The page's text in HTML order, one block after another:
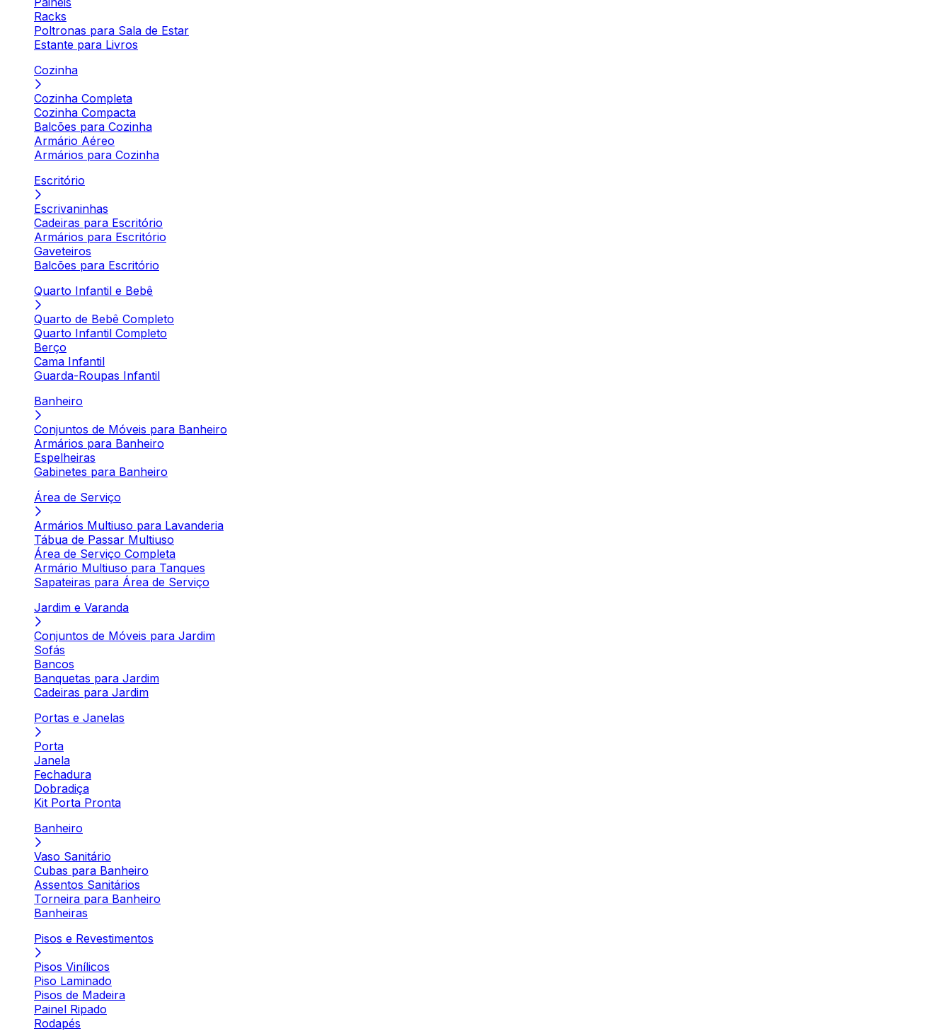
Racks
Poltronas para Sala de Estar
Estante para Livros
Cozinha
Cozinha Completa
Cozinha Compacta
Balcões para Cozinha
Armário Aéreo
Armários para Cozinha
Escritório
Escrivaninhas
Cadeiras para Escritório
Armários para Escritório
Gaveteiros
Balcões para Escritório
Quarto Infantil e Bebê
Quarto de Bebê Completo
Quarto Infantil Completo
Berço
Cama Infantil
Guarda-Roupas Infantil
Banheiro
Conjuntos de Móveis para Banheiro
Armários para Banheiro
Espelheiras
Gabinetes para Banheiro
Área de Serviço
Armários Multiuso para Lavanderia
Tábua de Passar Multiuso
Área de Serviço Completa
Armário Multiuso para Tanques
Sapateiras para Área de Serviço
Jardim e Varanda
Conjuntos de Móveis para Jardim
Sofás
Bancos
Banquetas para Jardim
Cadeiras para Jardim
Portas e Janelas
Porta
Janela
Fechadura
Dobradiça
Kit Porta Pronta
Banheiro
Vaso Sanitário
Cubas para Banheiro
Assentos Sanitários
Torneira para Banheiro
Banheiras
Pisos e Revestimentos
Pisos Vinílicos
Piso Laminado
Pisos de Madeira
Painel Ripado
Rodapés